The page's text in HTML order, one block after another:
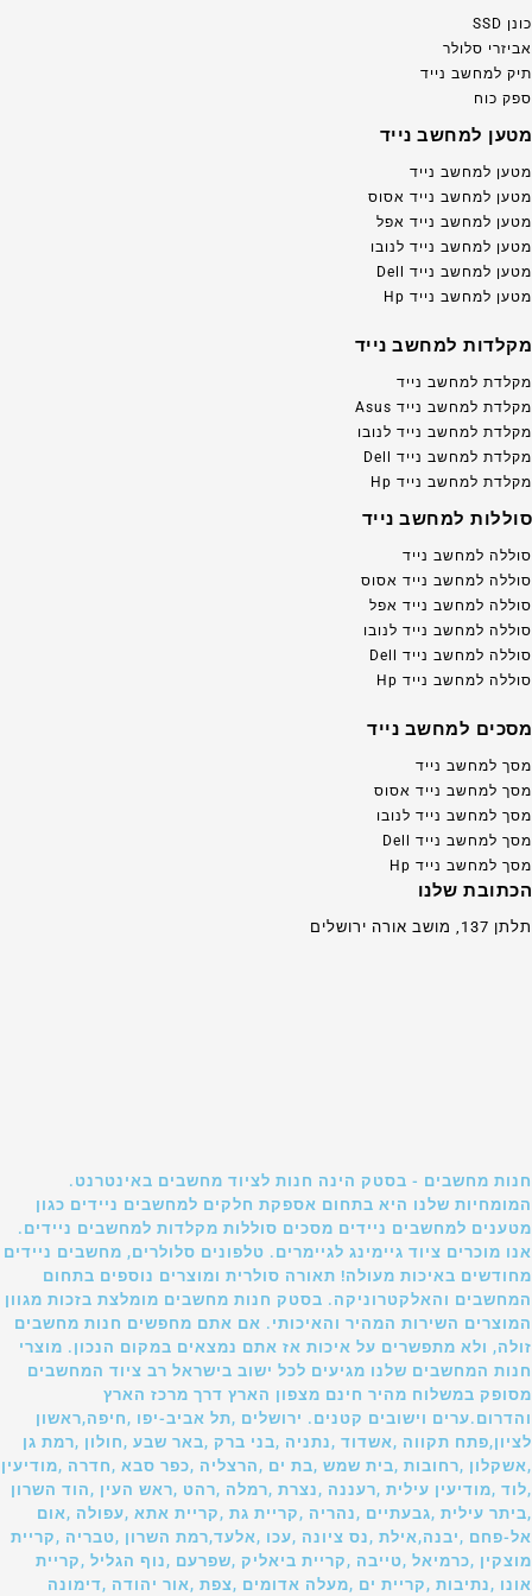
כונן SSD
אביזרי סלולר
תיק למחשב נייד
ספק כוח
מטען למחשב נייד
מטען למחשב נייד
מטען למחשב נייד אסוס
מטען למחשב נייד אפל
מטען למחשב נייד לנובו
מטען למחשב נייד Dell
מטען למחשב נייד Hp
מקלדות למחשב נייד
מקלדת למחשב נייד
מקלדת למחשב נייד Asus
מקלדת למחשב נייד לנובו
מקלדת למחשב נייד Dell
מקלדת למחשב נייד Hp
סוללות למחשב נייד
סוללה למחשב נייד
סוללה למחשב נייד אסוס
סוללה למחשב נייד אפל
סוללה למחשב נייד לנובו
סוללה למחשב נייד Dell
סוללה למחשב נייד Hp
מסכים למחשב נייד
מסך למחשב נייד
מסך למחשב נייד אסוס
מסך למחשב נייד לנובו
מסך למחשב נייד Dell
מסך למחשב נייד Hp
הכתובת שלנו
תלתן 137, מושב אורה ירושלים
חנות מחשבים - בסטק הינה חנות לציוד מחשבים באינטרנט.
המומחיות שלנו היא בתחום אספקת חלקים למחשבים ניידים כגון
מטענים למחשבים ניידים מסכים סוללות מקלדות למחשבים ניידים.
אנו מוכרים ציוד גיימינג לגיימרים. טלפונים סלולרים, מחשבים ניידים
מחודשים באיכות מעולה! תאורה סולרית ומוצרים נוספים בתחום
המחשבים והאלקטרוניקה. בסטק חנות מחשבים מומלצת בזכות מגוון
המוצרים השירות המהיר והאיכותי. אם אתם מחפשים חנות מחשבים
זולה, ולא מתפשרים על איכות אז אתם נמצאים במקום הנכון. מוצרי
חנות המחשבים שלנו מגיעים לכל ישוב בישראל רב ציוד המחשבים
מסופק במשלוח מהיר חינם מצפון הארץ דרך מרכז הארץ
והדרום.ערים וישובים קטנים. ירושלים ,תל אביב-יפו ,חיפה,ראשון
לציון,פתח תקווה ,אשדוד ,נתניה ,בני ברק ,באר שבע ,חולון ,רמת גן
,אשקלון ,רחובות ,בית שמש ,בת ים ,הרצליה ,כפר סבא ,חדרה ,מודיעין
,לוד ,מודיעין עילית ,רעננה ,נצרת ,רמלה ,רהט ,ראש העין ,הוד השרון
,ביתר עילית ,גבעתיים ,נהריה ,קריית גת ,קריית אתא ,עפולה ,אום
אל-פחם ,יבנה,אילת ,נס ציונה ,עכו ,אלעד,רמת השרון ,טבריה ,קריית
מוצקין ,כרמיאל ,טייבה ,קריית ביאליק ,שפרעם ,נוף הגליל ,קריית
אונו ,נתיבות ,קריית ים ,מעלה אדומים ,צפת ,אור יהודה ,דימונה